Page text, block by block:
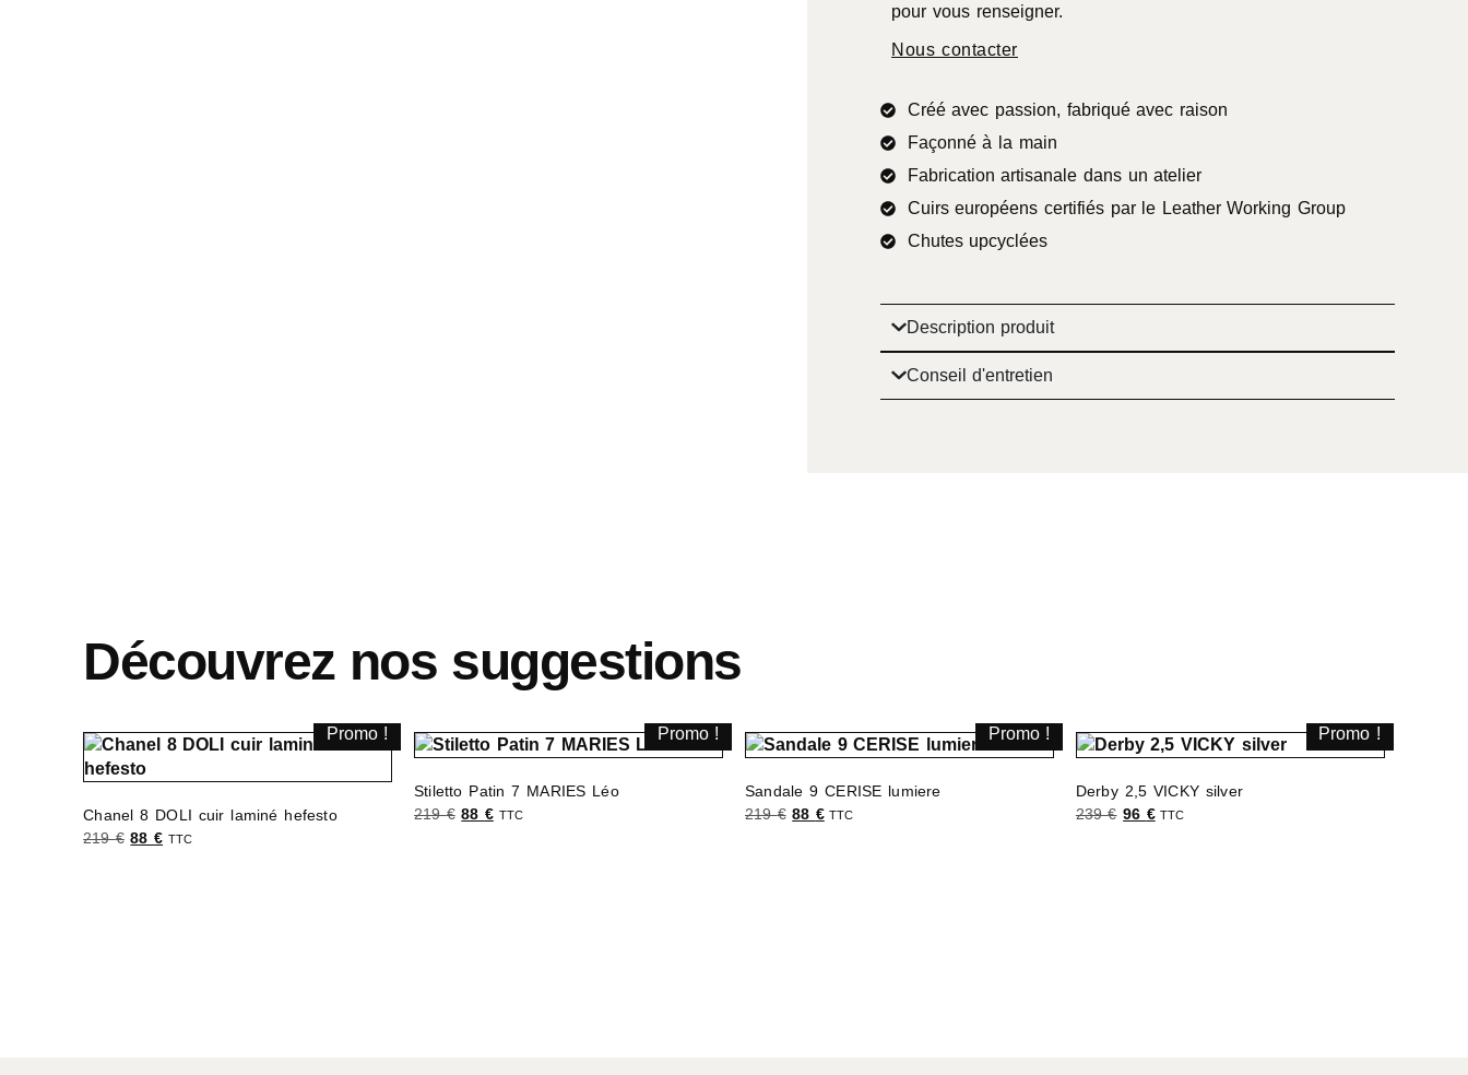
pour vous renseigner.
Nous contacter
Créé avec passion, fabriqué avec raison
Façonné à la main
Fabrication artisanale dans un atelier
Cuirs européens certifiés par le Leather Working Group
Chutes upcyclées
Description produit
Conseil d'entretien
Découvrez nos suggestions
Promo !
Chanel 8 DOLI cuir laminé hefesto
219€ 88€ TTC
Promo !
Stiletto Patin 7 MARIES Léo
219€ 88 €TTC
Promo !
Sandale 9 CERISE lumiere
219€ 88 €TTC
Promo !
Derby 2,5 VICKY silver
239€ 96 €TTC